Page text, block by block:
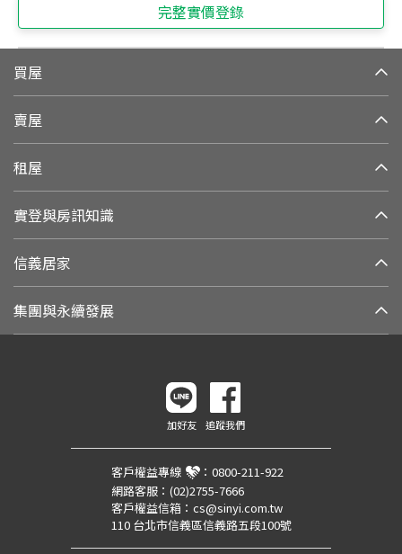
完整實價登錄
買屋
賣屋
租屋
實登與房訊知識
信義居家
集團與永續發展
加好友 追蹤我們
客戶權益專線 ： 0800-211-922
網路客服： (02)2755-7666
客戶權益信箱： cs@sinyi.com.tw
110 台北市信義區信義路五段100號